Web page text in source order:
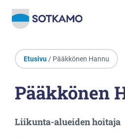
Etusivu / Pääkkönen Hannu
Pääkkönen
Liikunta-alueiden hoitaja